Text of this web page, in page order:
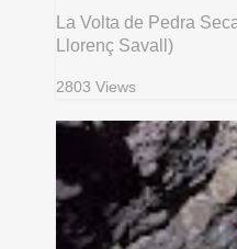
La Volta de Pedra
Llorenç Savall)
2803 Views